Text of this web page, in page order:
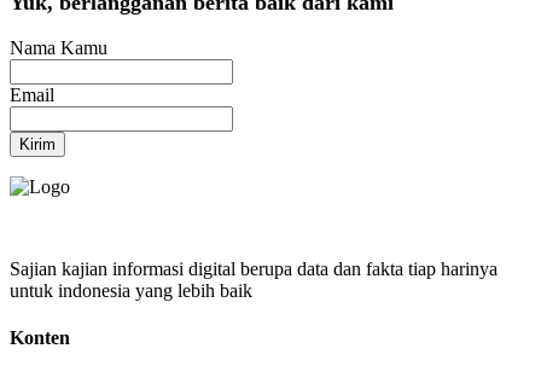
Nama Kamu
Email
Kirim
Sajian kajian informasi digital berupa data dan fakta tiap harinya
untuk indonesia yang lebih baik
Konten